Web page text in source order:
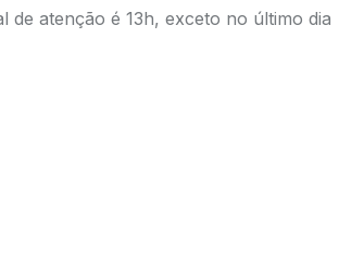
atenção é 13h, exceto no último dia